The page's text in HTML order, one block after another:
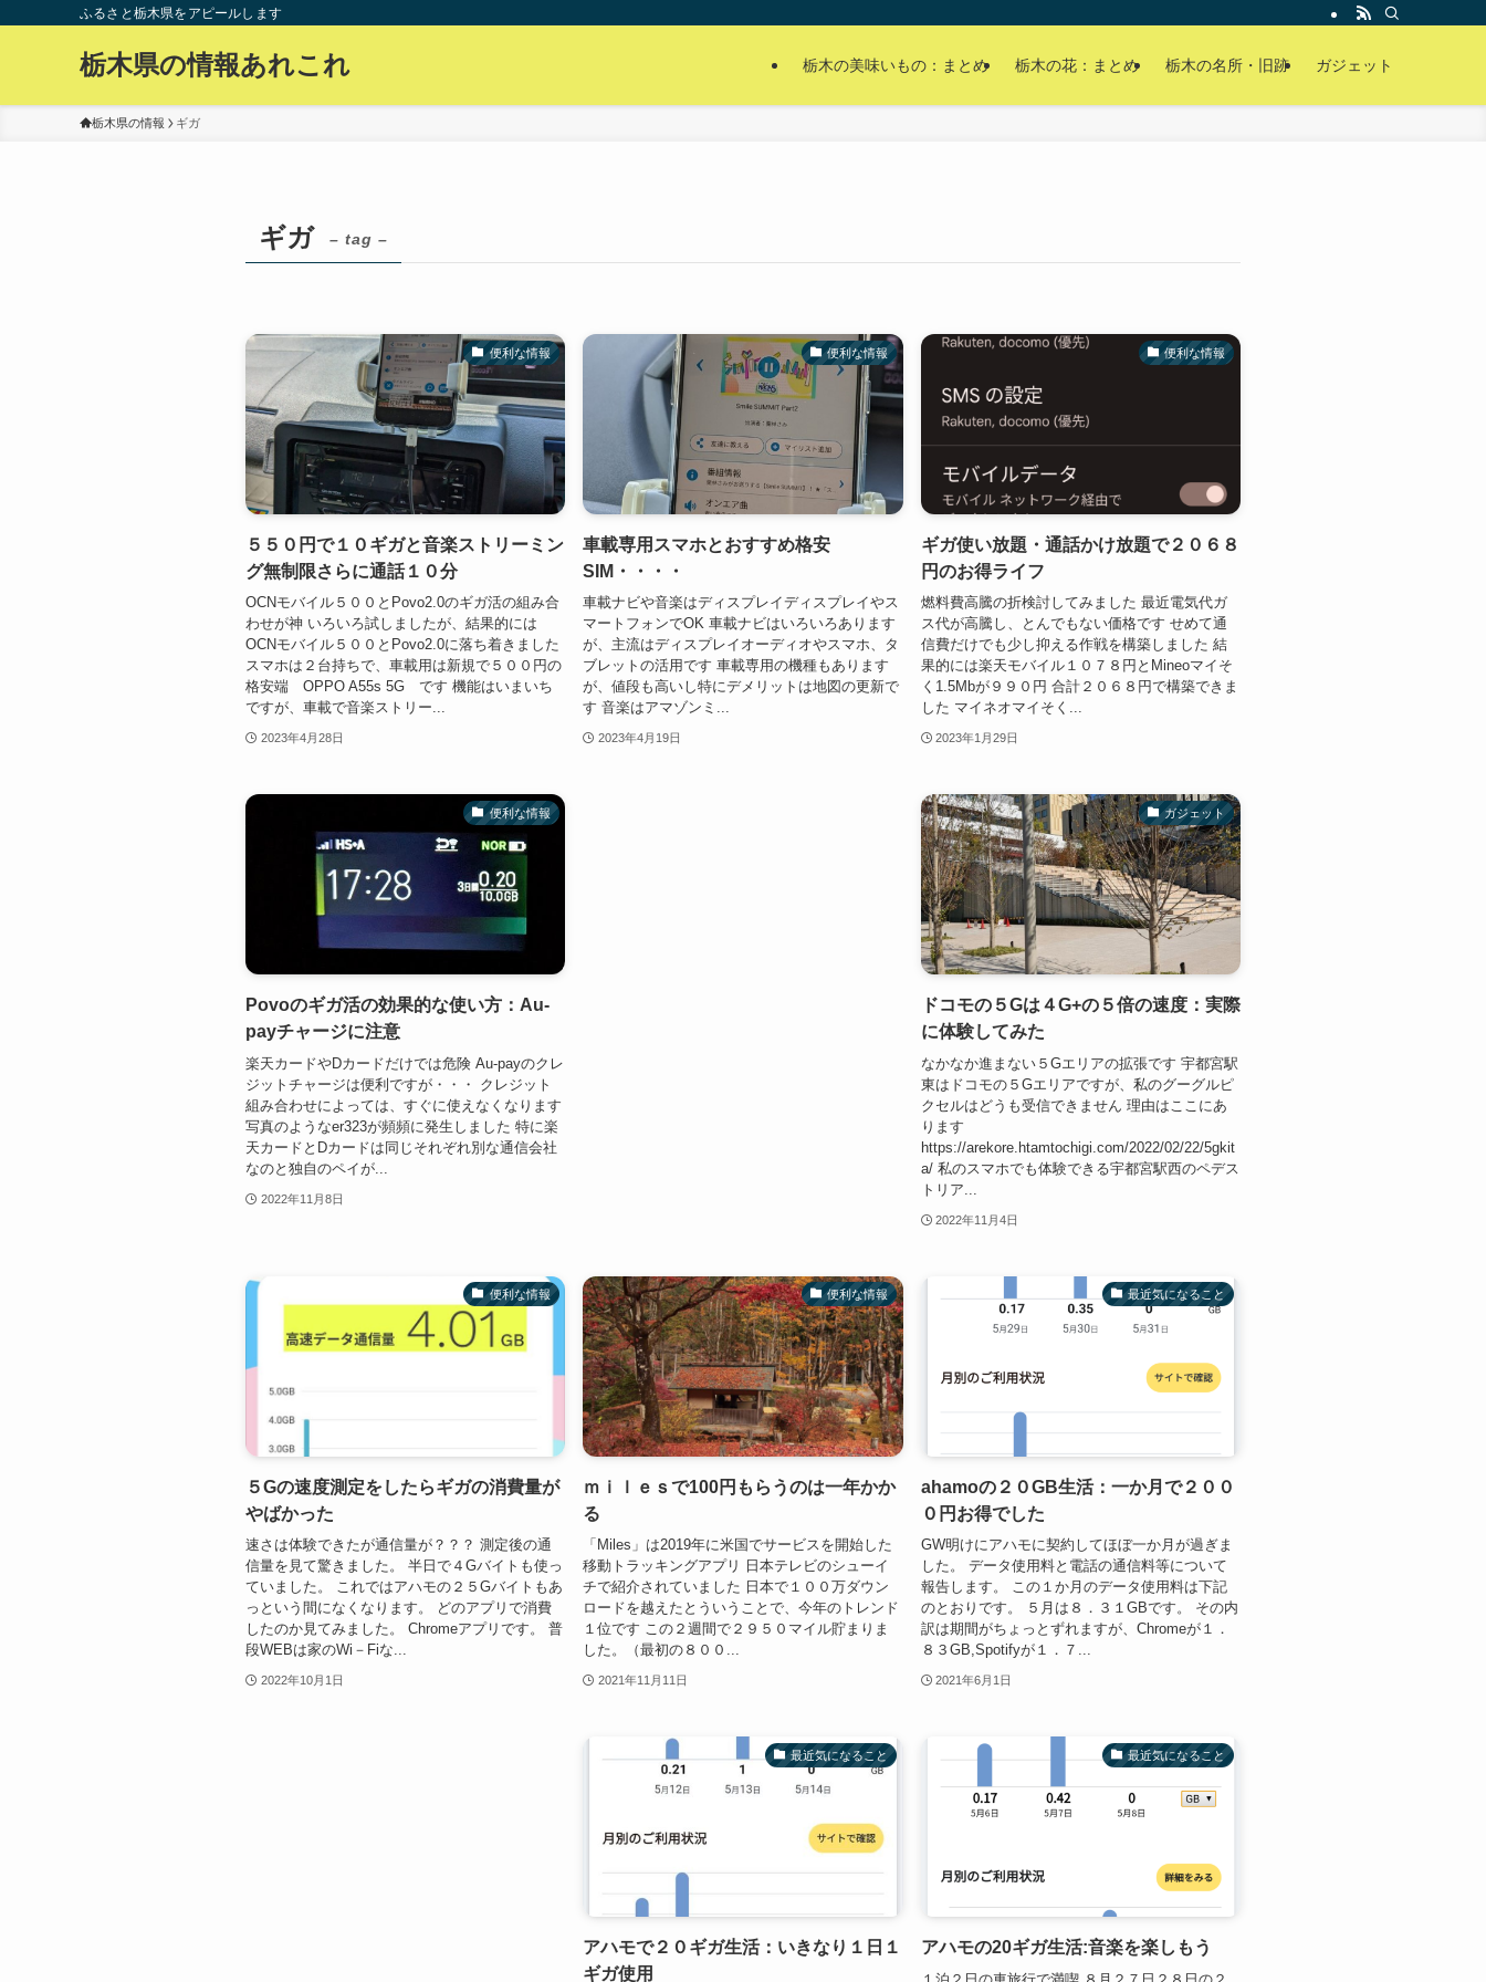
ふるさと栃木県をアピールします
栃木県の情報あれこれ 栃木の美味いもの：まとめ 栃木の花：まとめ 栃木の名所・旧跡 ガジェット
栃木県の情報 ギガ
ギガ – tag –
便利な情報
５５０円で１０ギガと音楽ストリーミン
グ無制限さらに通話１０分
OCNモバイル５００とPovo2.0のギガ活の組み合
わせが神 いろいろ試しましたが、結果的には
OCNモバイル５００とPovo2.0に落ち着きました
スマホは２台持ちで、車載用は新規で５００円の
格安端 OPPO A55s 5G です 機能はいまいち
ですが、車載で音楽ストリー...
2023年4月28日
便利な情報
車載専用スマホとおすすめ格安
SIM・・・・
車載ナビや音楽はディスプレイディスプレイやス
マートフォンでOK 車載ナビはいろいろあります
が、主流はディスプレイオーディオやスマホ、タ
ブレットの活用です 車載専用の機種もあります
が、値段も高いし特にデメリットは地図の更新で
す 音楽はアマゾンミ...
2023年4月19日
便利な情報
ギガ使い放題・通話かけ放題で２０６８
円のお得ライフ
燃料費高騰の折検討してみました 最近電気代ガ
ス代が高騰し、とんでもない価格です せめて通
信費だけでも少し抑える作戦を構築しました 結
果的には楽天モバイル１０７８円とMineoマイそ
く1.5Mbが９９０円 合計２０６８円で構築できま
した マイネオマイそく...
2023年1月29日
便利な情報
Povoのギガ活の効果的な使い方：Au-
payチャージに注意
楽天カードやDカードだけでは危険 Au-payのクレ
ジットチャージは便利ですが・・・ クレジット
組み合わせによっては、すぐに使えなくなります
写真のようなer323が頻頻に発生しました 特に楽
天カードとDカードは同じそれぞれ別な通信会社
なのと独自のペイが...
2022年11月8日
ガジェット
ドコモの５Gは４G+の５倍の速度：実際
に体験してみた
なかなか進まない５Gエリアの拡張です 宇都宮駅
東はドコモの５Gエリアですが、私のグーグルピ
クセルはどうも受信できません 理由はここにあ
ります
https://arekore.htamtochigi.com/2022/02/22/5gkit
a/ 私のスマホでも体験できる宇都宮駅西のペデス
トリア...
2022年11月4日
便利な情報
５Gの速度測定をしたらギガの消費量が
やばかった
速さは体験できたが通信量が？？？ 測定後の通
信量を見て驚きました。 半日で４Gバイトも使っ
ていました。 これではアハモの２５Gバイトもあ
っという間になくなります。 どのアプリで消費
したのか見てみました。 Chromeアプリです。 普
段WEBは家のWi－Fiな...
2022年10月1日
便利な情報
ｍｉｌｅｓで100円もらうのは一年かか
る
「Miles」は2019年に米国でサービスを開始した
移動トラッキングアプリ 日本テレビのシューイ
チで紹介されていました 日本で１００万ダウン
ロードを越えたとういうことで、今年のトレンド
１位です この２週間で２９５０マイル貯まりま
した。（最初の８００...
2021年11月11日
最近気になること
ahamoの２０GB生活：一か月で２００
０円お得でした
GW明けにアハモに契約してほぼ一か月が過ぎま
した。 データ使用料と電話の通信料等について
報告します。 この１か月のデータ使用料は下記
のとおりです。 ５月は８．３１GBです。 その内
訳は期間がちょっとずれますが、Chromeが１．
８３GB,Spotifyが１．７...
2021年6月1日
最近気になること
アハモで２０ギガ生活：いきなり１日１
ギガ使用
最近気になること
アハモの20ギガ生活:音楽を楽しもう